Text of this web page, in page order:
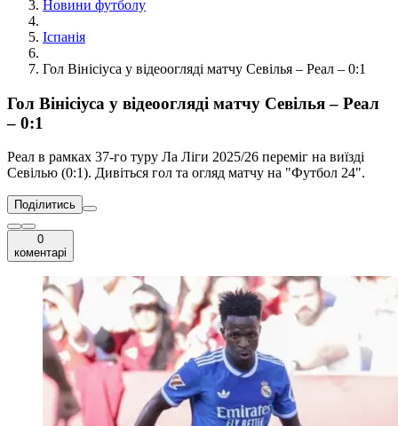
Новини футболу
Іспанія
Гол Вінісіуса у відеоогляді матчу Севілья – Реал – 0:1
Гол Вінісіуса у відеоогляді матчу Севілья – Реал
– 0:1
Реал в рамках 37-го туру Ла Ліги 2025/26 переміг на виїзді
Севілью (0:1). Дивіться гол та огляд матчу на "Футбол 24".
Поділитись
0
коментарі